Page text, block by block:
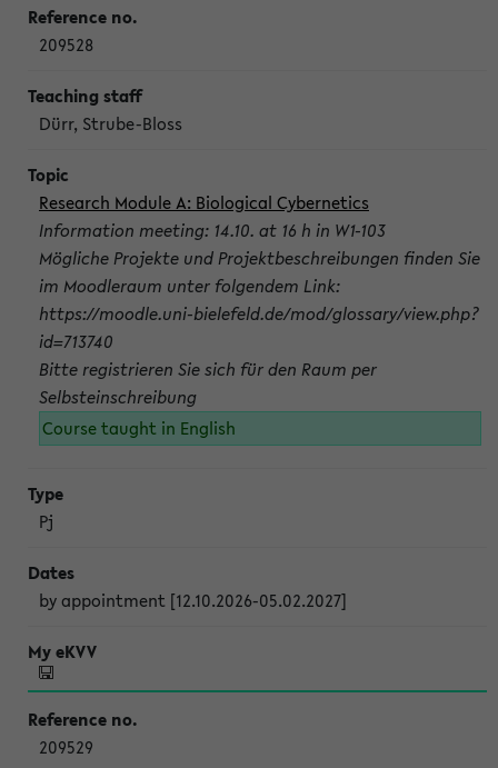
209528
Dürr, Strube-Bloss
Research Module A: Biological Cybernetics
Information meeting: 14.10. at 16 h in W1-103
Mögliche Projekte und Projektbeschreibungen finden Sie
im Moodleraum unter folgendem Link:
https://moodle.uni-bielefeld.de/mod/glossary/view.php?
id=713740
Bitte registrieren Sie sich für den Raum per
Selbsteinschreibung
Course taught in English
Pj
by appointment [12.10.2026-05.02.2027]
209529